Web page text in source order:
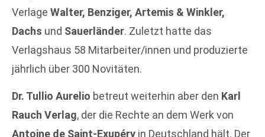
Verlage Walter, Benziger, Artemis & Winkler,
Dachs und Sauerländer. Zuletzt hatte das
Verlagshaus 58 Mitarbeiter/innen und produzierte
jährlich über 300 Novitäten.
Dr. Tullio Aurelio betreut weiterhin aber den Karl
Rauch Verlag, der die Rechte an dem Werk von
Antoine de Saint-Exupéry in Deutschland hält. Der